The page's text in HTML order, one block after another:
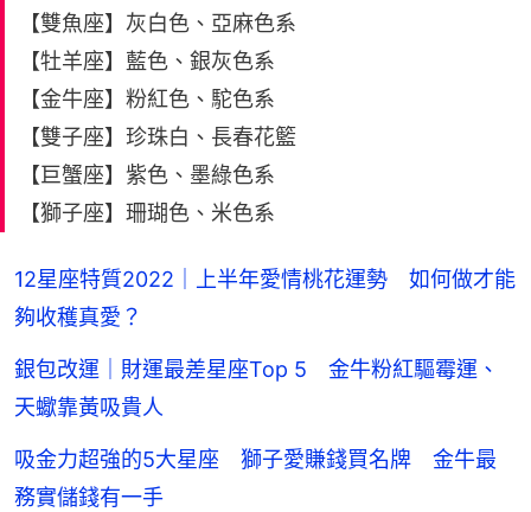
【雙魚座】灰白色、亞麻色系
【牡羊座】藍色、銀灰色系
【金牛座】粉紅色、駝色系
【雙子座】珍珠白、長春花籃
【巨蟹座】紫色、墨綠色系
【獅子座】珊瑚色、米色系
12星座特質2022｜上半年愛情桃花運勢 如何做才能
夠收穫真愛？
銀包改運｜財運最差星座Top 5 金牛粉紅驅霉運、
天蠍靠黃吸貴人
吸金力超強的5大星座 獅子愛賺錢買名牌 金牛最
務實儲錢有一手